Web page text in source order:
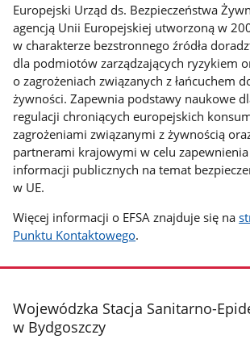
Europejski Urząd ds. Bezpieczeństwa
agencją Unii Europejskiej utworzoną w
w charakterze bezstronnego źródła
dla podmiotów zarządzających ryzykiem
o zagrożeniach związanych z łańcuchem
żywności. Zapewnia podstawy naukowe
regulacji chroniących europejskich
zagrożeniami związanymi z żywnością
partnerami krajowymi w celu
informacji publicznych na temat
w UE.
Więcej informacji o EFSA znajduje się na
Punktu Kontaktowego.
stopka
Wojewódzka Stacja Sanitarno-
w Bydgoszczy